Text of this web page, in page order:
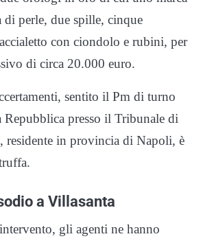
di perle, due spille, cinque
con ciondolo e rubini, per
di circa 20.000 euro.
sentito il Pm di turno
Repubblica presso il Tribunale di
residente in provincia di Napoli, è
a Villasanta
gli agenti ne hanno